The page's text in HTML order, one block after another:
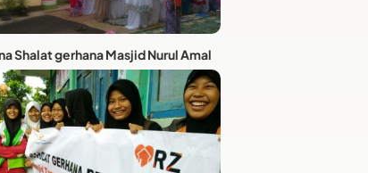
Shalat gerhana Masjid Nurul Amal